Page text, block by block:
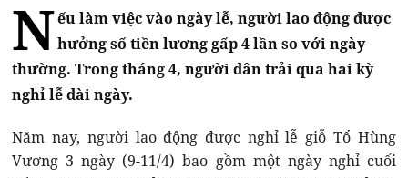
Nếu làm việc vào ngày lễ, người lao động được
hưởng số tiền lương gấp 4 lần so với ngày
thường. Trong tháng 4, người dân trải qua hai kỳ
nghỉ lễ dài ngày.
Năm nay, người lao động được nghỉ lễ giỗ Tổ Hùng
Vương 3 ngày (9-11/4) bao gồm một ngày nghỉ cuối